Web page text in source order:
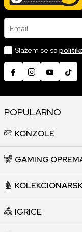
Email
Slažem se sa
POPULARNO
KONZOLE
GAMING
IGRICE